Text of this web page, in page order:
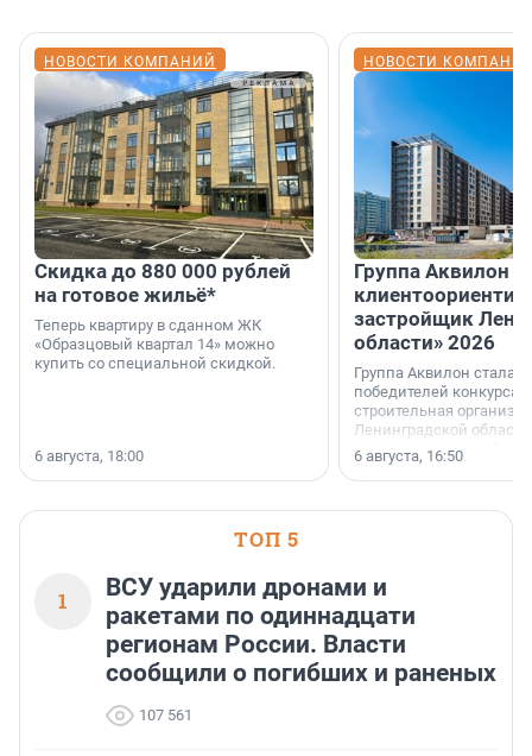
НОВОСТИ КОМПАНИЙ
Скидка до 880 000 рублей
на готовое жильё*
Теперь квартиру в сданном ЖК
«Образцовый квартал 14» можно
купить со специальной скидкой.
6 августа, 18:00
НОВОСТИ
Группа Аквилон
застройщик
области» 2026
Группа Аквилон стала
победителей конкурса
строительная
Ленинградской области
номинации «Самый
застройщик
области».
6 августа, 16:50
ТОП 5
1
ВСУ ударили дронами и
ракетами по одиннадцати
регионам России. Власти
сообщили о погибших и раненых
107 561